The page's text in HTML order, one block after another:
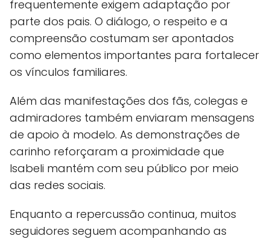
frequentemente exigem adaptação por
parte dos pais. O diálogo, o respeito e a
compreensão costumam ser apontados
como elementos importantes para fortalecer
os vínculos familiares.
Além das manifestações dos fãs, colegas e
admiradores também enviaram mensagens
de apoio à modelo. As demonstrações de
carinho reforçaram a proximidade que
Isabeli mantém com seu público por meio
das redes sociais.
Enquanto a repercussão continua, muitos
seguidores seguem acompanhando as